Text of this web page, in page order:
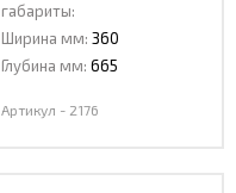
габариты:
Ширина мм: 360
Глубина мм: 665
Артикул - 2176